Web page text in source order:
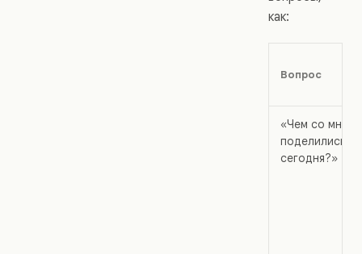
как:
Вопрос
«Чем со мной
поделились
сегодня?»